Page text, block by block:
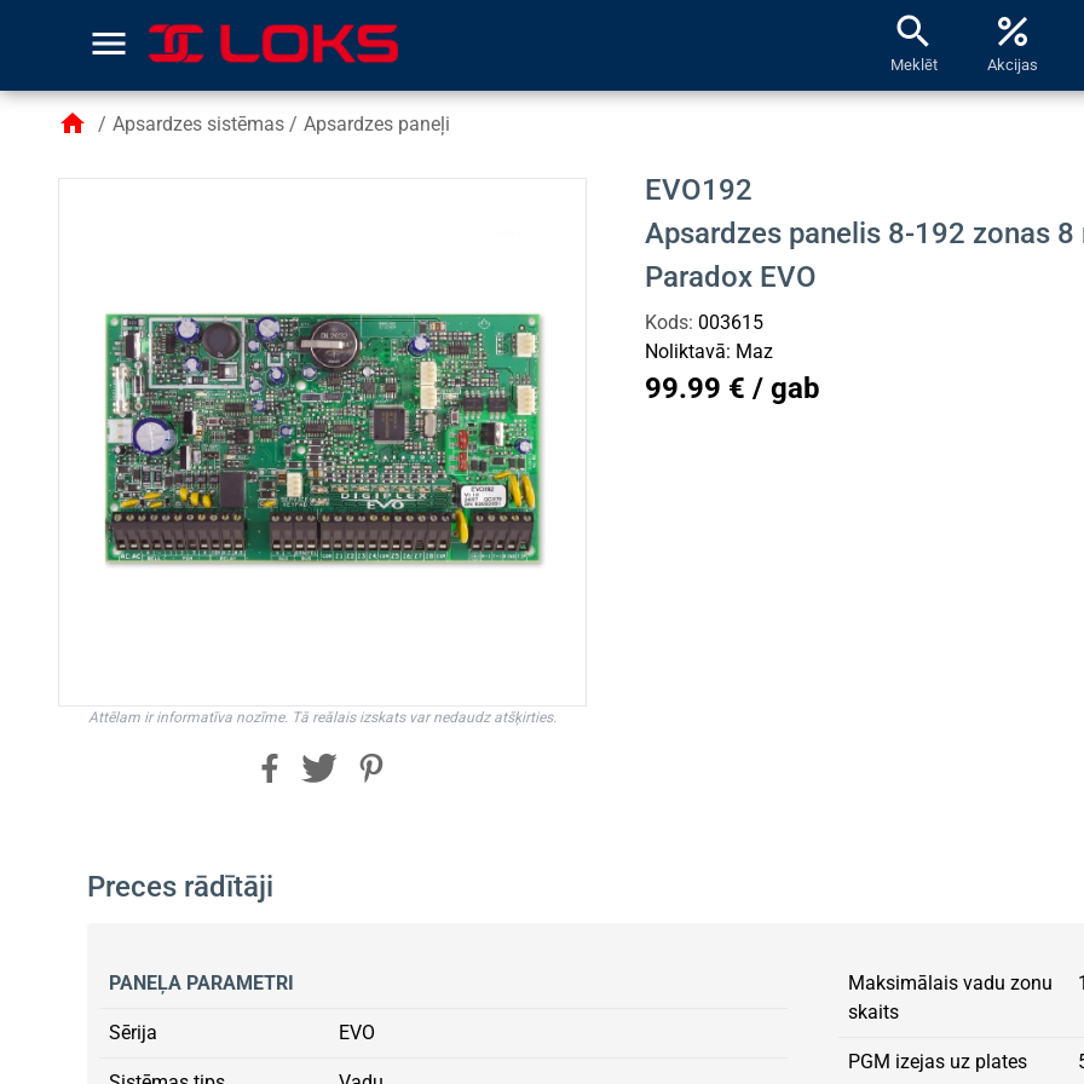
menu search
Meklēt
percent
Akcijas
home / Apsardzes sistēmas / Apsardzes paneļi
Attēlam ir informatīva nozīme. Tā reālais izskats var nedaudz atšķirties.
EVO192
Apsardzes panelis 8-192 zonas 8
Paradox EVO
Kods: 003615
Noliktavā: Maz
99.99 € / gab
Preces rādītāji
PANEĻA PARAMETRI
Sērija EVO
Maksimālais vadu zonu
skaits
PGM izejas uz plates